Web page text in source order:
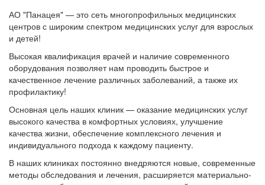
АО "Панацея" — это сеть многопрофильных медицинских
центров с широким спектром медицинских услуг для взрослых
и детей!
Высокая квалификация врачей и наличие современного
оборудования позволяет нам проводить быстрое и
качественное лечение различных заболеваний, а также их
профилактику!
Основная цель наших клиник — оказание медицинских услуг
высокого качества в комфортных условиях, улучшение
качества жизни, обеспечение комплексного лечения и
индивидуального подхода к каждому пациенту.
В наших клиниках постоянно внедряются новые, современные
методы обследования и лечения, расширяется материально-